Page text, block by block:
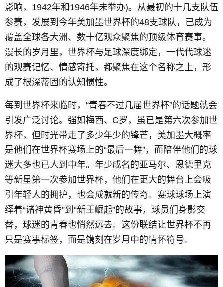
影响，1942年和1946年未举办)。从最初的十几支队伍
参赛，发展到今年美加墨世界杯的48支球队，已成为
覆盖全球各大洲、数十亿观众聚焦的顶级体育赛事。
漫长的岁月里，世界杯与足球深度绑定，一代代球迷
的观赛记忆、情感寄托，都聚焦在这个名称之上，形
成了根深蒂固的认知惯性。
每到世界杯来临时，“青春不过几届世界杯”的话题就会
引发广泛讨论。强如梅西、C罗，虽已是第六次参加世
界杯，但时光带走了多少年少的锋芒，美加墨大概率
是他们在世界杯赛场上的“最后一舞”，而陪伴他们的球
迷大多也已人到中年。年少成名的亚马尔、恩德里克
等新星第一次参加世界杯，他们在更大的舞台上会吸
引年轻人的拥护，也会成就新的传奇。赛球球场上演
绎着“诸神黄昏”到“新王崛起”的故事，球员们身影交
替，球迷的青春也悄然远去。这份联结让世界杯不再
只是赛事标签，而是镌刻在岁月中的情怀符号。